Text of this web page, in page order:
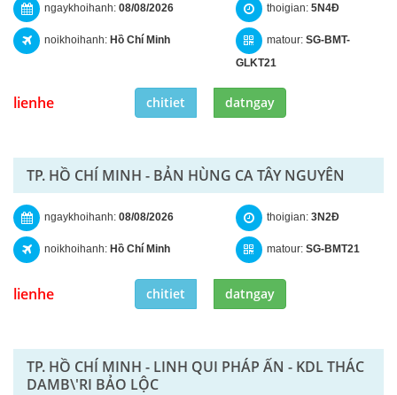
ngaykhoihanh: 08/08/2026
noikhoihanh: Hồ Chí Minh
thoigian: 5N4Đ
matour: SG-BMT-
GLKT21
lienhe chitiet datngay
TP. HỒ CHÍ MINH - BẢN HÙNG CA TÂY NGUYÊN
ngaykhoihanh: 08/08/2026
noikhoihanh: Hồ Chí Minh
thoigian: 3N2Đ
matour: SG-BMT21
lienhe chitiet datngay
TP. HỒ CHÍ MINH - LINH QUI PHÁP ẤN - KDL THÁC
DAMB\'RI BẢO LỘC